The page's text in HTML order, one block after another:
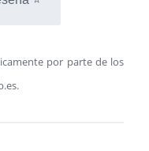
por parte de los